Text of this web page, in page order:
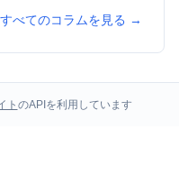
すべてのコラムを見る →
ト のAPIを利用しています